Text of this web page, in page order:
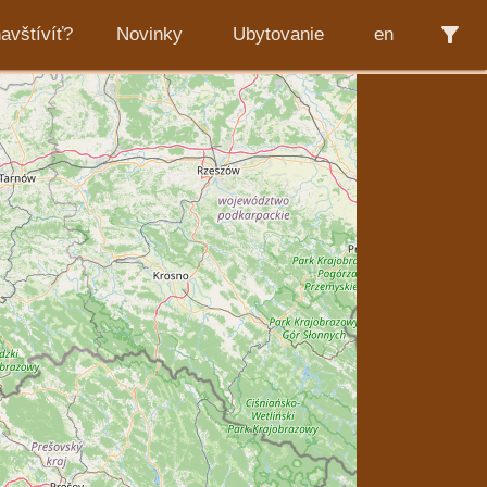
Novinky Ubytovanie en filter_alt